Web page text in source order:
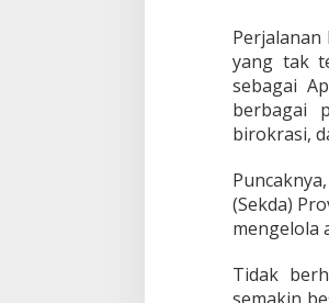
yang tak
sebagai
berbagai
birokrasi,
(Sekda)
mengelola
Tidak